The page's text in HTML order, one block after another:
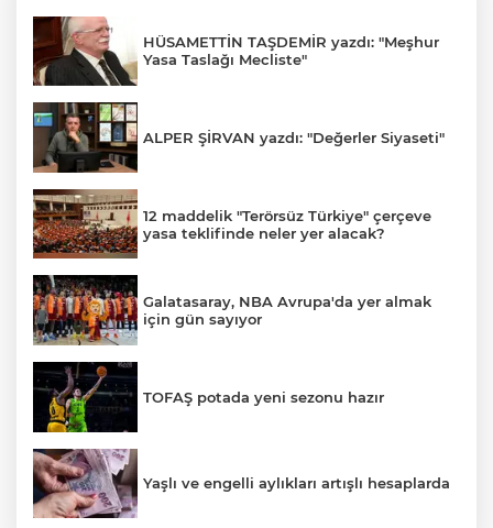
HÜSAMETTİN TAŞDEMİR yazdı: "Meşhur
Yasa Taslağı Mecliste"
ALPER ŞİRVAN yazdı: "Değerler Siyaseti"
12 maddelik "Terörsüz Türkiye" çerçeve
yasa teklifinde neler yer alacak?
Galatasaray, NBA Avrupa'da yer almak
için gün sayıyor
TOFAŞ potada yeni sezonu hazır
Yaşlı ve engelli aylıkları artışlı hesaplarda